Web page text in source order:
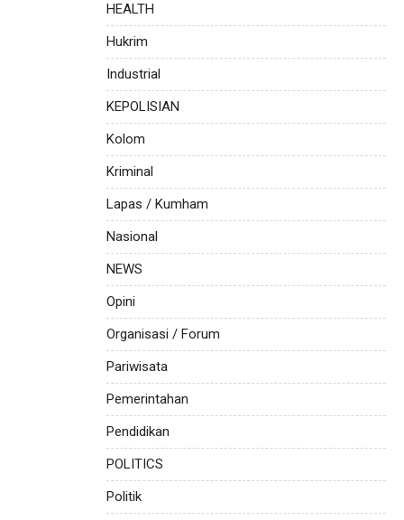
HEALTH
Hukrim
Industrial
KEPOLISIAN
Kolom
Kriminal
Lapas / Kumham
Nasional
NEWS
Opini
Organisasi / Forum
Pariwisata
Pemerintahan
Pendidikan
POLITICS
Politik